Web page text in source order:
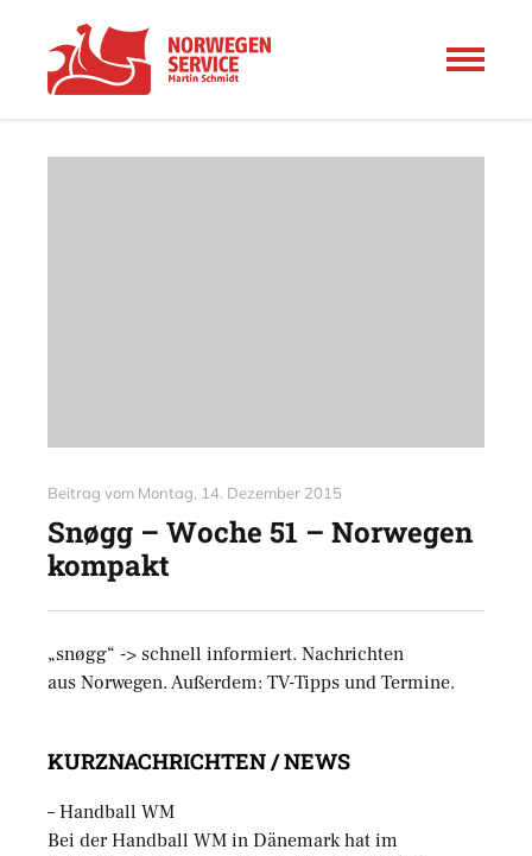
Beitrag vom Montag, 14. Dezember 2015
Snøgg – Woche 51 – Norwegen
kompakt
„snøgg“ -> schnell informiert. Nachrichten
aus Norwegen. Außerdem: TV-Tipps und Termine.
KURZNACHRICHTEN / NEWS
– Handball WM
Bei der Handball WM in Dänemark hat im